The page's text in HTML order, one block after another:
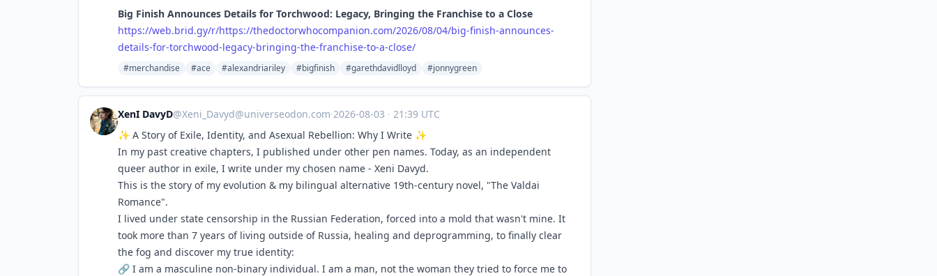
Big Finish Announces Details for Torchwood: Legacy, Bringing the Franchise to a Close
https://web.brid.gy/r/https://thedoctorwhocompanion.com/2026/08/04/big-finish-announces-
details-for-torchwood-legacy-bringing-the-franchise-to-a-close/
#merchandise #ace #alexandriariley #bigfinish #garethdavidlloyd #jonnygreen
XenI DavyD@Xeni_Davyd@universeodon.com·2026-08-03 · 21:39 UTC
✨ A Story of Exile, Identity, and Asexual Rebellion: Why I Write ✨
In my past creative chapters, I published under other pen names. Today, as an independent
queer author in exile, I write under my chosen name - Xeni Davyd.
This is the story of my evolution & my bilingual alternative 19th-century novel, "The Valdai
Romance".
I lived under state censorship in the Russian Federation, forced into a mold that wasn't mine. It
took more than 7 years of living outside of Russia, healing and deprogramming, to finally clear
the fog and discover my true identity:
🔗 I am a masculine non-binary individual. I am a man, not the woman they tried to force me to